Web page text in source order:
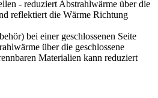
- reduziert Abstrahlwärme über die
reflektiert die Wärme Richtung
bei einer geschlossenen Seite
über die geschlossene
Materialien kann reduziert